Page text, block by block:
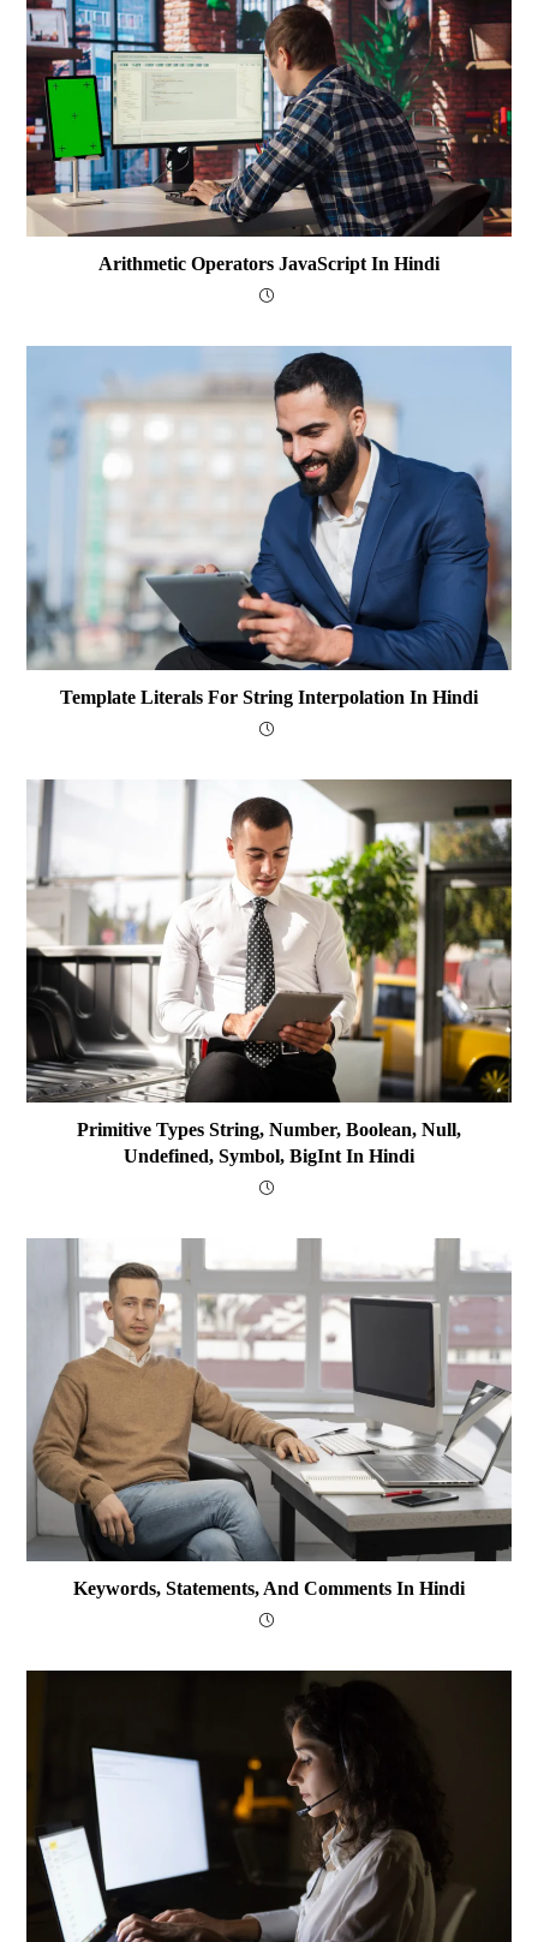
Arithmetic Operators JavaScript In Hindi
Template Literals For String Interpolation In Hindi
Primitive Types String, Number, Boolean, Null,
Undefined, Symbol, BigInt In Hindi
Keywords, Statements, And Comments In Hindi